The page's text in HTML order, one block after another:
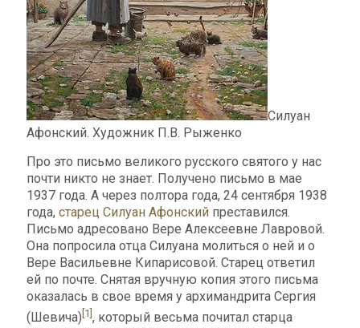
Силуан
Афонский. Художник П.В. Рыженко
Про это письмо великого русского святого у нас
почти никто не знает. Получено письмо в мае
1937 года. А через полтора года, 24 сентября 1938
года, старец Силуан Афонский преставился.
Письмо адресовано Вере Алексеевне Лавровой.
Она попросила отца Силуана молиться о ней и о
Вере Васильевне Кипарисовой. Старец ответил
ей по почте. Снятая вручную копия этого письма
оказалась в свое время у архимандрита Сергия
(Шевича) [1] , который весьма почитал старца